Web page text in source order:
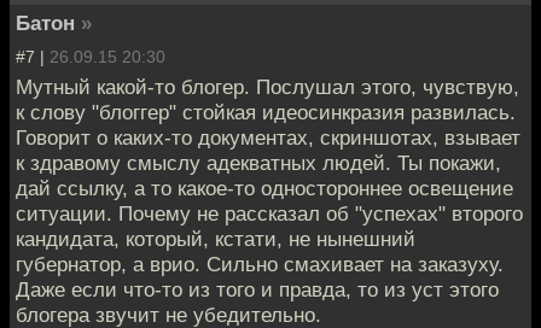
Батон »
#7 | 26.09.15 20:30
Мутный какой-то блогер. Послушал этого, чувствую,
к слову "блоггер" стойкая идеосинкразия развилась.
Говорит о каких-то документах, скриншотах, взывает
к здравому смыслу адекватных людей. Ты покажи,
дай ссылку, а то какое-то одностороннее освещение
ситуации. Почему не рассказал об "успехах" второго
кандидата, который, кстати, не нынешний
губернатор, а врио. Сильно смахивает на заказуху.
Даже если что-то из того и правда, то из уст этого
блогера звучит не убедительно.